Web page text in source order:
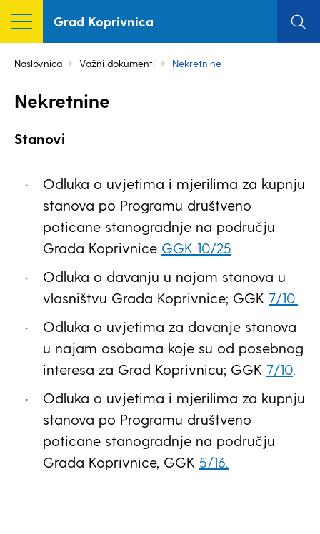
Grad Koprivnica
Naslovnica Važni dokumenti Nekretnine
Nekretnine
Stanovi
Odluka o uvjetima i mjerilima za kupnju
stanova po Programu društveno
poticane stanogradnje na području
Grada Koprivnice GGK 10/25
Odluka o davanju u najam stanova u
vlasništvu Grada Koprivnice; GGK 7/10.
Odluka o uvjetima za davanje stanova
u najam osobama koje su od posebnog
interesa za Grad Koprivnicu; GGK 7/10.
Odluka o uvjetima i mjerilima za kupnju
stanova po Programu društveno
poticane stanogradnje na području
Grada Koprivnice, GGK 5/16.